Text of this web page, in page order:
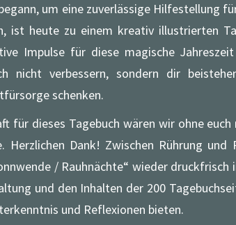
um eine zuverlässige Hilfestellung
ist heute zu einem kreativ illustrierten
Impulse für diese magische
nicht verbessern, sondern dir
schenken.
für dieses Tagebuch wären wir ohne
Herzlichen Dank! Zwischen Rührung
/ Rauhnächte“ wieder
und den Inhalten der 200
und Reflexionen bieten.